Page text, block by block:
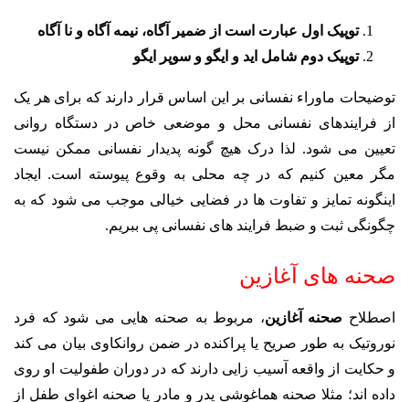
توپیک اول عبارت است از ضمیر آگاه، نیمه آگاه و نا آگاه
توپیک دوم شامل اید و ایگو و سوپر ایگو
توضیحات ماوراء نفسانی بر این اساس قرار دارند که برای هر یک
از فرایندهای نفسانی محل و موضعی خاص در دستگاه روانی
تعیین می شود. لذا درک هیچ گونه پدیدار نفسانی ممکن نیست
مگر معین کنیم که در چه محلی به وقوع پیوسته است. ایجاد
اینگونه تمایز و تفاوت ها در فضایی خیالی موجب می شود که به
چگونگی ثبت و ضبط فرایند های نفسانی پی ببریم.
صحنه های آغازین
اصطلاح صحنه آغازین، مربوط به صحنه هایی می شود که فرد
نوروتیک به طور صریح یا پراکنده در ضمن روانکاوی بیان می کند
و حکایت از واقعه آسیب زایی دارند که در دوران طفولیت او روی
داده اند؛ مثلا صحنه هماغوشی پدر و مادر یا صحنه اغوای طفل از